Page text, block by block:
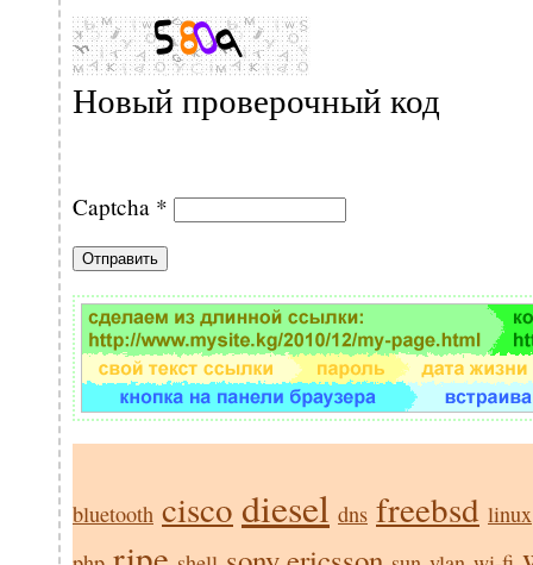
Новый проверочный код
Captcha *
bluetooth cisco diesel dns freebsd linux